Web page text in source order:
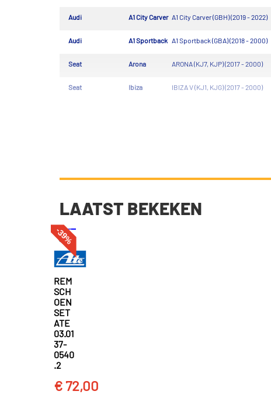
Audi A1 City Carver A1 City Carver (GBH) (2019 - 2022)
Audi A1 Sportback A1 Sportback (GBA) (2018 - 2000)
Seat Arona ARONA (KJ7, KJP) (2017 - 2000)
Seat Ibiza IBIZA V (KJ1, KJG) (2017 - 2000)
LAATST BEKEKEN
-39%
REM
SCH
OEN
SET
ATE
03.01
37-
0540
.2
€ 72,00